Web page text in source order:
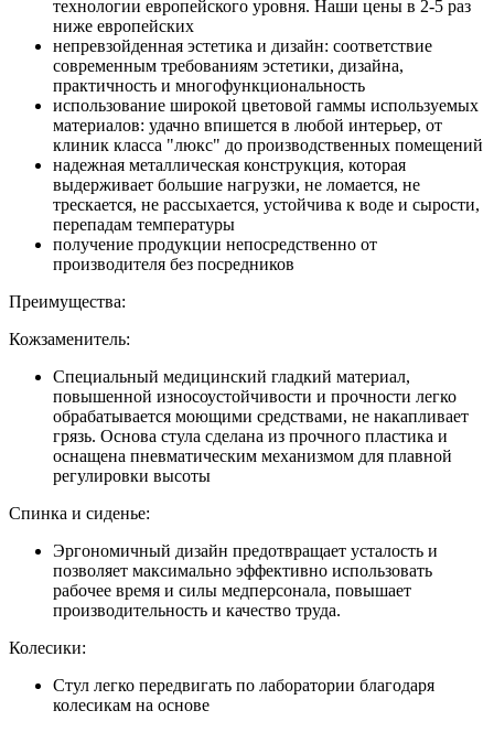
технологии европейского уровня. Наши цены в 2-5 раз
ниже европейских
непревзойденная эстетика и дизайн: соответствие
современным требованиям эстетики, дизайна,
практичность и многофункциональность
использование широкой цветовой гаммы используемых
материалов: удачно впишется в любой интерьер, от
клиник класса "люкс" до производственных помещений
надежная металлическая конструкция, которая
выдерживает большие нагрузки, не ломается, не
трескается, не рассыхается, устойчива к воде и сырости,
перепадам температуры
получение продукции непосредственно от
производителя без посредников
Преимущества:
Кожзаменитель:
Специальный медицинский гладкий материал,
повышенной износоустойчивости и прочности легко
обрабатывается моющими средствами, не накапливает
грязь. Основа стула сделана из прочного пластика и
оснащена пневматическим механизмом для плавной
регулировки высоты
Спинка и сиденье:
Эргономичный дизайн предотвращает усталость и
позволяет максимально эффективно использовать
рабочее время и силы медперсонала, повышает
производительность и качество труда.
Колесики:
Стул легко передвигать по лаборатории благодаря
колесикам на основе